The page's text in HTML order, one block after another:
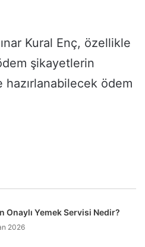
Kural Enç, özellikle
şikayetlerin
ödem
Onaylı Yemek Servisi Nedir?
2026